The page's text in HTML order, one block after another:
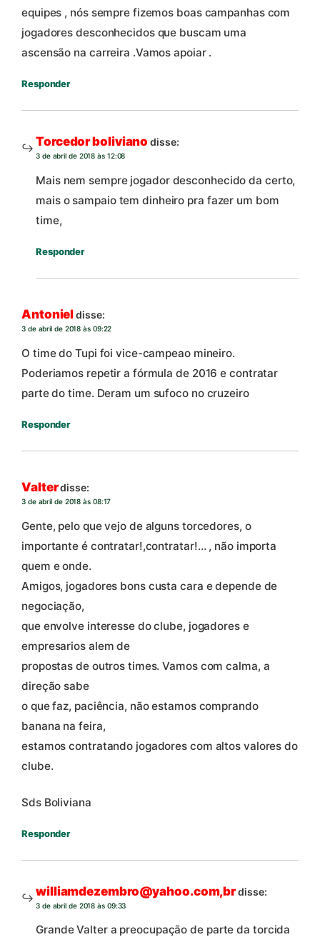
equipes , nós sempre fizemos boas campanhas com
jogadores desconhecidos que buscam uma
ascensão na carreira .Vamos apoiar .
Responder
Torcedor boliviano disse:
3 de abril de 2018 às 12:08
Mais nem sempre jogador desconhecido da certo,
mais o sampaio tem dinheiro pra fazer um bom
time,
Responder
Antonieldisse:
3 de abril de 2018 às 09:22
O time do Tupi foi vice-campeao mineiro.
Poderiamos repetir a fórmula de 2016 e contratar
parte do time. Deram um sufoco no cruzeiro
Responder
Valterdisse:
3 de abril de 2018 às 08:17
Gente, pelo que vejo de alguns torcedores, o
importante é contratar!,contratar!… , não importa
quem e onde.
Amigos, jogadores bons custa cara e depende de
negociação,
que envolve interesse do clube, jogadores e
empresarios alem de
propostas de outros times. Vamos com calma, a
direção sabe
o que faz, paciência, não estamos comprando
banana na feira,
estamos contratando jogadores com altos valores do
clube.
Sds Boliviana
Responder
williamdezembro@yahoo.com,brdisse:
3 de abril de 2018 às 09:33
Grande Valter a preocupação de parte da torcida